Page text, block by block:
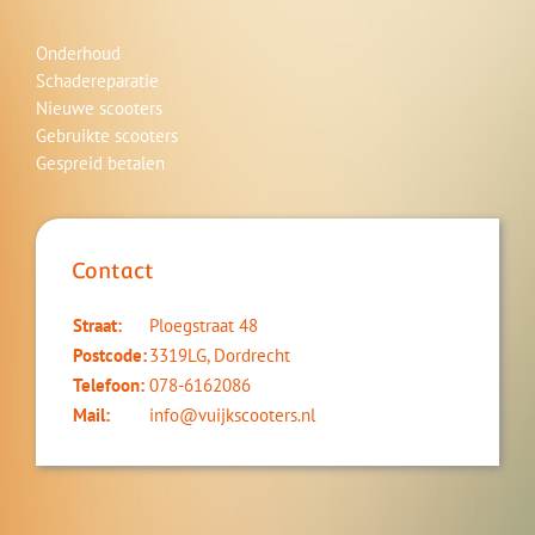
Onderhoud
Schadereparatie
Nieuwe scooters
Gebruikte scooters
Gespreid betalen
Contact
Straat:
Ploegstraat 48
Postcode:3319LG, Dordrecht
Telefoon: 078-6162086
Mail:
info@vuijkscooters.nl